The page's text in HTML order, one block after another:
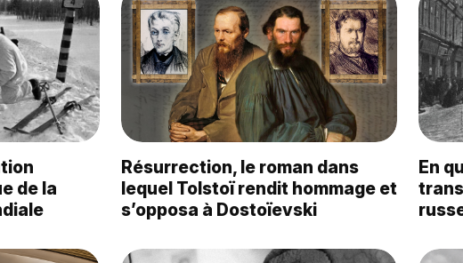
de la
Résurrection, le roman dans
lequel Tolstoï rendit hommage et
s’opposa à Dostoïevski
En